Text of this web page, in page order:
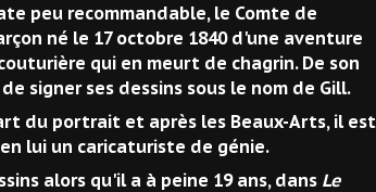
peu recommandable, le Comte de
né le 17 octobre 1840 d'une aventure
qui en meurt de chagrin. De son
signer ses dessins sous le nom de Gill.
du portrait et après les Beaux-Arts, il est
lui un caricaturiste de génie.
alors qu'il a à peine 19 ans, dans Le